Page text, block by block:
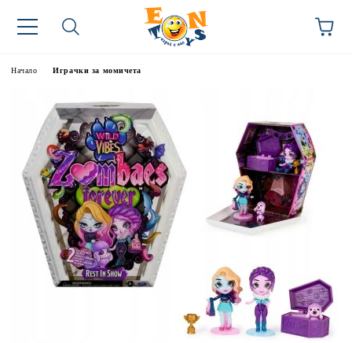
Начало Играчки за момичета